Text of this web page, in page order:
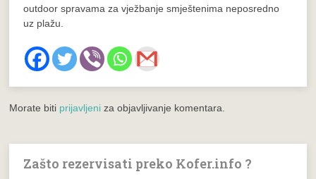
outdoor spravama za vježbanje smještenima neposredno
uz plažu.
Morate biti prijavljeni za objavljivanje komentara.
Zašto rezervisati preko Kofer.info ?